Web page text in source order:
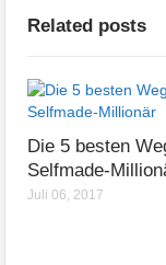
Related posts
Die 5 besten
Selfmade-
Juli 06, 2017